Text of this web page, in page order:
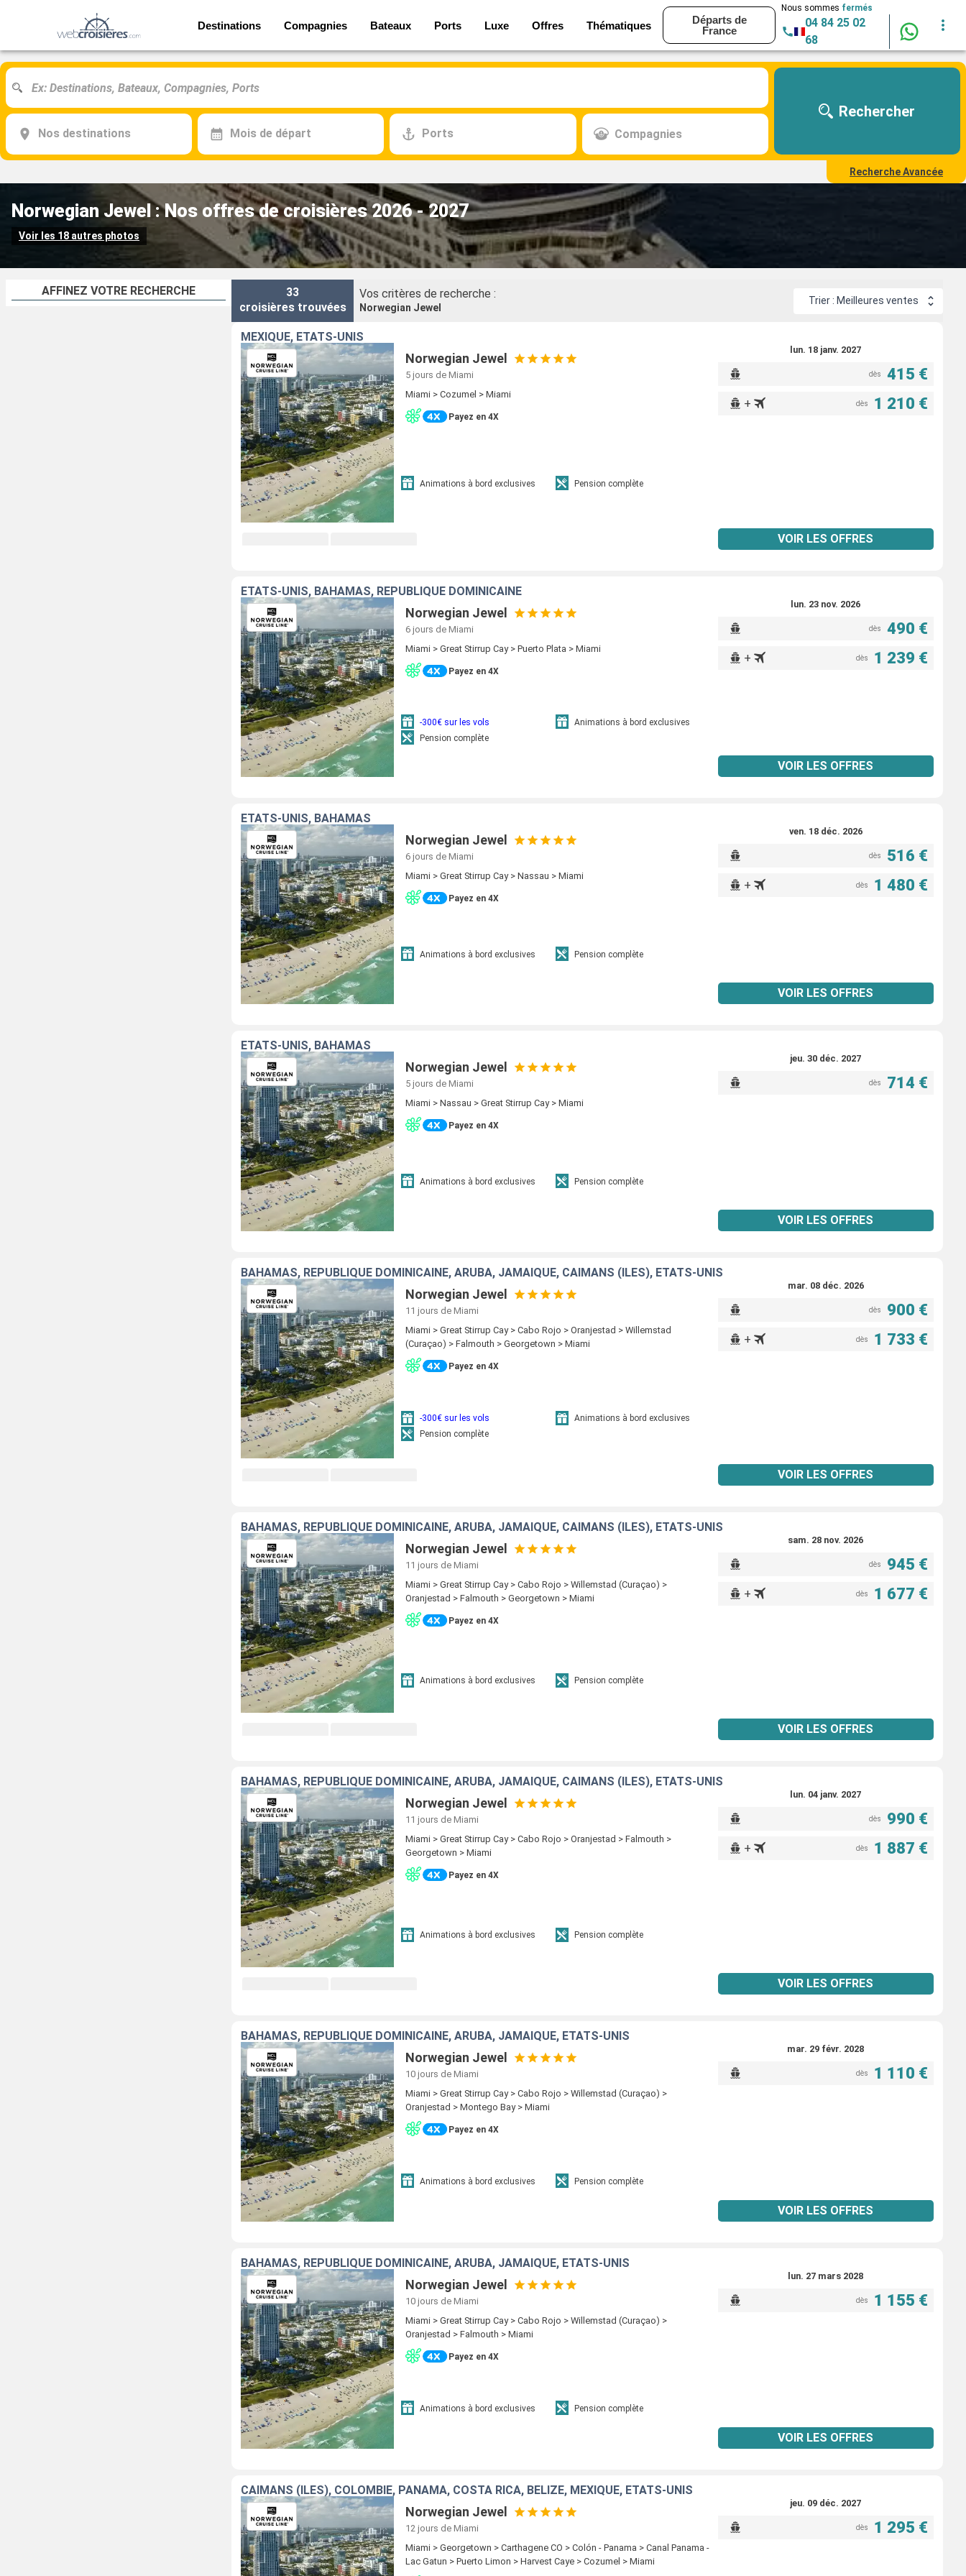
Destinations Compagnies Bateaux Ports Luxe Offres Thématiques
Départs de
France
Nous sommes fermés
04 84 25 02
68
Nos destinations Mois de départ Ports Compagnies
Rechercher
Recherche Avancée
Norwegian Jewel : Nos offres de croisières 2026 - 2027
Voir les 18 autres photos
AFFINEZ VOTRE RECHERCHE
33
croisières trouvées
Vos critères de recherche :
Norwegian Jewel
Trier : Meilleures ventes
MEXIQUE, ÉTATS-UNIS
Norwegian Jewel
5 jours de Miami
Miami > Cozumel > Miami
Payez en 4X
Animations à bord exclusives Pension complète
lun. 18 janv. 2027
dès 415 €
+ dès 1 210 €
VOIR LES OFFRES
ÉTATS-UNIS, BAHAMAS, RÉPUBLIQUE DOMINICAINE
Norwegian Jewel
6 jours de Miami
Miami > Great Stirrup Cay > Puerto Plata > Miami
Payez en 4X
-300€ sur les vols
Animations à bord exclusives
Pension complète
lun. 23 nov. 2026
dès 490 €
+ dès 1 239 €
VOIR LES OFFRES
ÉTATS-UNIS, BAHAMAS
Norwegian Jewel
6 jours de Miami
Miami > Great Stirrup Cay > Nassau > Miami
Payez en 4X
Animations à bord exclusives Pension complète
ven. 18 déc. 2026
dès 516 €
+ dès 1 480 €
VOIR LES OFFRES
ÉTATS-UNIS, BAHAMAS
Norwegian Jewel
5 jours de Miami
Miami > Nassau > Great Stirrup Cay > Miami
Payez en 4X
Animations à bord exclusives Pension complète
jeu. 30 déc. 2027
dès 714 €
VOIR LES OFFRES
BAHAMAS, RÉPUBLIQUE DOMINICAINE, ARUBA, JAMAÏQUE, CAÏMANS (ÎLES), ÉTATS-UNIS
Norwegian Jewel
11 jours de Miami
Miami > Great Stirrup Cay > Cabo Rojo > Oranjestad > Willemstad
(Curaçao) > Falmouth > Georgetown > Miami
Payez en 4X
-300€ sur les vols
Animations à bord exclusives
Pension complète
mar. 08 déc. 2026
dès 900 €
+ dès 1 733 €
VOIR LES OFFRES
BAHAMAS, RÉPUBLIQUE DOMINICAINE, ARUBA, JAMAÏQUE, CAÏMANS (ÎLES), ÉTATS-UNIS
Norwegian Jewel
11 jours de Miami
Miami > Great Stirrup Cay > Cabo Rojo > Willemstad (Curaçao) >
Oranjestad > Falmouth > Georgetown > Miami
Payez en 4X
Animations à bord exclusives Pension complète
sam. 28 nov. 2026
dès 945 €
+ dès 1 677 €
VOIR LES OFFRES
BAHAMAS, RÉPUBLIQUE DOMINICAINE, ARUBA, JAMAÏQUE, CAÏMANS (ÎLES), ÉTATS-UNIS
Norwegian Jewel
11 jours de Miami
Miami > Great Stirrup Cay > Cabo Rojo > Oranjestad > Falmouth >
Georgetown > Miami
Payez en 4X
Animations à bord exclusives Pension complète
lun. 04 janv. 2027
dès 990 €
+ dès 1 887 €
VOIR LES OFFRES
BAHAMAS, RÉPUBLIQUE DOMINICAINE, ARUBA, JAMAÏQUE, ÉTATS-UNIS
Norwegian Jewel
10 jours de Miami
Miami > Great Stirrup Cay > Cabo Rojo > Willemstad (Curaçao) >
Oranjestad > Montego Bay > Miami
Payez en 4X
Animations à bord exclusives Pension complète
mar. 29 févr. 2028
dès 1 110 €
VOIR LES OFFRES
BAHAMAS, RÉPUBLIQUE DOMINICAINE, ARUBA, JAMAÏQUE, ÉTATS-UNIS
Norwegian Jewel
10 jours de Miami
Miami > Great Stirrup Cay > Cabo Rojo > Willemstad (Curaçao) >
Oranjestad > Falmouth > Miami
Payez en 4X
Animations à bord exclusives Pension complète
lun. 27 mars 2028
dès 1 155 €
VOIR LES OFFRES
CAÏMANS (ÎLES), COLOMBIE, PANAMA, COSTA RICA, BELIZE, MEXIQUE, ÉTATS-UNIS
Norwegian Jewel
12 jours de Miami
Miami > Georgetown > Carthagene CO > Colón - Panama > Canal Panama -
Lac Gatun > Puerto Limon > Harvest Caye > Cozumel > Miami
jeu. 09 déc. 2027
dès 1 295 €